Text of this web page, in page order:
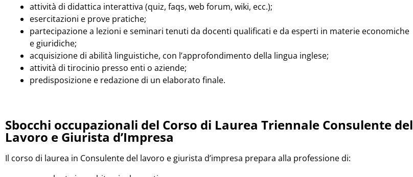
attività di didattica interattiva (quiz, faqs, web forum, wiki, ecc.);
esercitazioni e prove pratiche;
partecipazione a lezioni e seminari tenuti da docenti qualificati e da esperti in materie economiche
e giuridiche;
acquisizione di abilità linguistiche, con l’approfondimento della lingua inglese;
attività di tirocinio presso enti o aziende;
predisposizione e redazione di un elaborato finale.
Sbocchi occupazionali del Corso di Laurea Triennale Consulente del
Lavoro e Giurista d’Impresa
Il corso di laurea in Consulente del lavoro e giurista d’impresa prepara alla professione di: